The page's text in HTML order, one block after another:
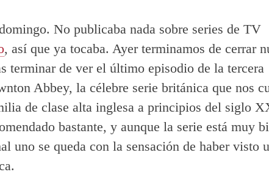
No publicaba nada sobre series de TV
, así que ya tocaba. Ayer terminamos de cerrar
terminar de ver el último episodio de la tercera
Abbey, la célebre serie británica que nos
de clase alta inglesa a principios del siglo
bastante, y aunque la serie está muy
uno se queda con la sensación de haber visto